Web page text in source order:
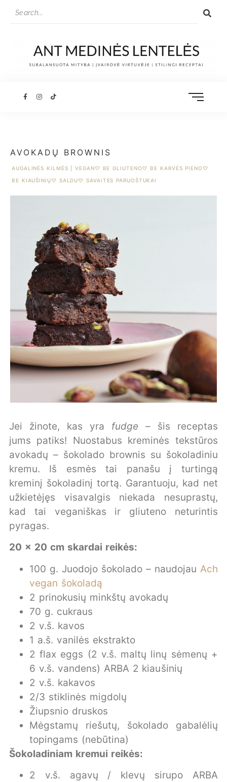
AVOKADŲ BROWNIS
AUGALINĖS KILMĖS | VEGAN♡ BE GLIUTENO♡ BE KARVĖS PIENO ♡
BE KIAUŠINIŲ♡ SALDU♡ SAVAITĖS PARUOŠTUKAI
Jei žinote, kas yra fudge – šis receptas
jums patiks! Nuostabus kreminės tekstūros
avokadų – šokolado brownis su šokoladiniu
kremu. Iš esmės tai panašu į turtingą
kreminį šokoladinį tortą. Garantuoju, kad net
užkietėjęs visavalgis niekada nesuprastų,
kad tai veganiškas ir gliuteno neturintis
pyragas.
20 x 20 cm skardai reikės:
100 g. Juodojo šokolado – naudojau Ach
vegan šokoladą
2 prinokusių minkštų avokadų
70 g. cukraus
2 v.š. kavos
1 a.š. vanilės ekstrakto
2 flax eggs (2 v.š. maltų linų sėmenų +
6 v.š. vandens) ARBA 2 kiaušinių
2 v.š. kakavos
2/3 stiklinės migdolų
Žiupsnio druskos
Mėgstamų riešutų, šokolado gabalėlių
topingams (nebūtina)
Šokoladiniam kremui reikės:
2 v.š. agavų / klevų sirupo ARBA